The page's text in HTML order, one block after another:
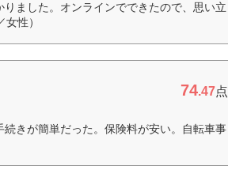
ました。オンラインでできたので、思い立
性）
74.47点
きが簡単だった。保険料が安い。自転車事